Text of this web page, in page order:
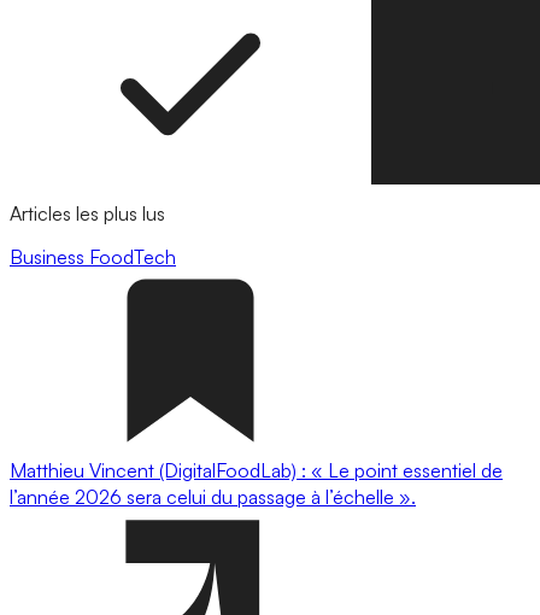
Articles les plus lus
Business FoodTech
Matthieu Vincent (DigitalFoodLab) : « Le point essentiel de
l’année 2026 sera celui du passage à l’échelle ».